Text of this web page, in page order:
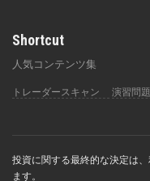
Shortcut
人気コンテンツ集
トレーダースキャン 演習問題
投資に関する最終的な決定は
ます。